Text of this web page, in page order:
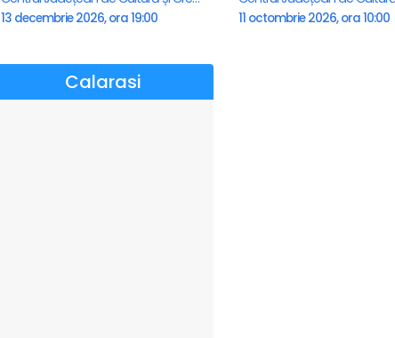
13 decembrie 2026, ora 19:00 11 octombrie 2026, ora 10:00
Calarasi